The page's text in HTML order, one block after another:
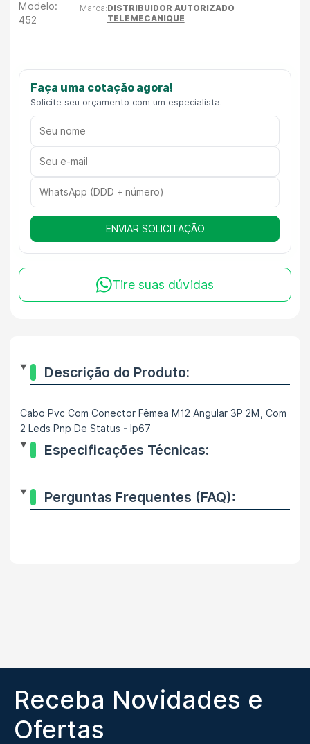
452
DISTRIBUIDOR AUTORIZADO
TELEMECANIQUE
Faça uma cotação agora!
Solicite seu orçamento com um especialista.
ENVIAR SOLICITAÇÃO
Tire suas dúvidas
Descrição do Produto:
Cabo Pvc Com Conector Fêmea M12 Angular 3P 2M, Com
2 Leds Pnp De Status - Ip67
Especificações Técnicas:
Perguntas Frequentes (FAQ):
Receba Novidades e
Ofertas